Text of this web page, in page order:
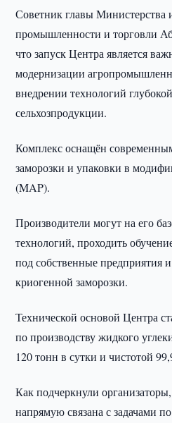
Советник главы Министерства
промышленности и торговли
что запуск Центра является
модернизации
внедрении технологий
сельхозпродукции.
Комплекс оснащён
заморозки и упаковки в
(MAP).
Производители могут на его
технологий, проходить
под собственные предприятия
криогенной заморозки.
Технической основой Центра
по производству жидкого
120 тонн в сутки и чистотой
Как подчеркнули
напрямую связана с задачами